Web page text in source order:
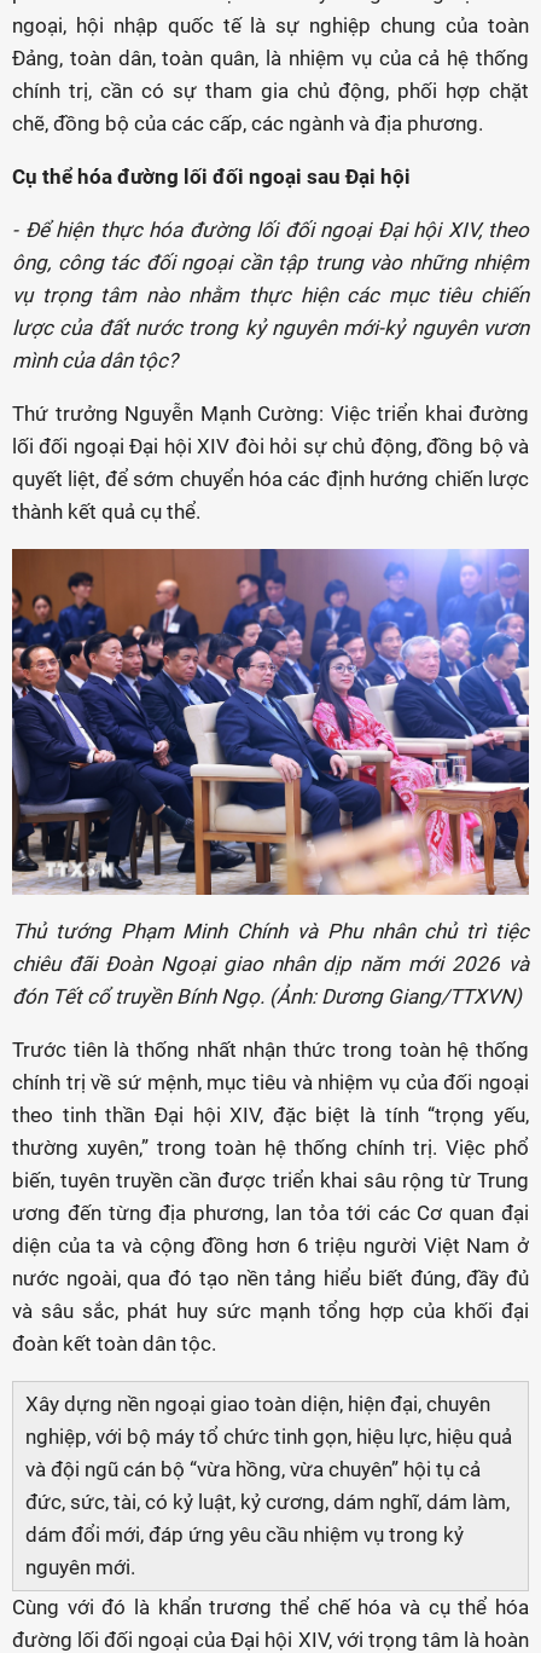
ngoại, hội nhập quốc tế là sự nghiệp chung của toàn
Đảng, toàn dân, toàn quân, là nhiệm vụ của cả hệ thống
chính trị, cần có sự tham gia chủ động, phối hợp chặt
chẽ, đồng bộ của các cấp, các ngành và địa phương.
Cụ thể hóa đường lối đối ngoại sau Đại hội
- Để hiện thực hóa đường lối đối ngoại Đại hội XIV, theo
ông, công tác đối ngoại cần tập trung vào những nhiệm
vụ trọng tâm nào nhằm thực hiện các mục tiêu chiến
lược của đất nước trong kỷ nguyên mới-kỷ nguyên vươn
mình của dân tộc?
Thứ trưởng Nguyễn Mạnh Cường: Việc triển khai đường
lối đối ngoại Đại hội XIV đòi hỏi sự chủ động, đồng bộ và
quyết liệt, để sớm chuyển hóa các định hướng chiến lược
thành kết quả cụ thể.
Thủ tướng Phạm Minh Chính và Phu nhân chủ trì tiệc
chiêu đãi Đoàn Ngoại giao nhân dịp năm mới 2026 và
đón Tết cổ truyền Bính Ngọ. (Ảnh: Dương Giang/TTXVN)
Trước tiên là thống nhất nhận thức trong toàn hệ thống
chính trị về sứ mệnh, mục tiêu và nhiệm vụ của đối ngoại
theo tinh thần Đại hội XIV, đặc biệt là tính “trọng yếu,
thường xuyên,” trong toàn hệ thống chính trị. Việc phổ
biến, tuyên truyền cần được triển khai sâu rộng từ Trung
ương đến từng địa phương, lan tỏa tới các Cơ quan đại
diện của ta và cộng đồng hơn 6 triệu người Việt Nam ở
nước ngoài, qua đó tạo nền tảng hiểu biết đúng, đầy đủ
và sâu sắc, phát huy sức mạnh tổng hợp của khối đại
đoàn kết toàn dân tộc.
Xây dựng nền ngoại giao toàn diện, hiện đại, chuyên
nghiệp, với bộ máy tổ chức tinh gọn, hiệu lực, hiệu quả
và đội ngũ cán bộ “vừa hồng, vừa chuyên” hội tụ cả
đức, sức, tài, có kỷ luật, kỷ cương, dám nghĩ, dám làm,
dám đổi mới, đáp ứng yêu cầu nhiệm vụ trong kỷ
nguyên mới.
Cùng với đó là khẩn trương thể chế hóa và cụ thể hóa
đường lối đối ngoại của Đại hội XIV, với trọng tâm là hoàn